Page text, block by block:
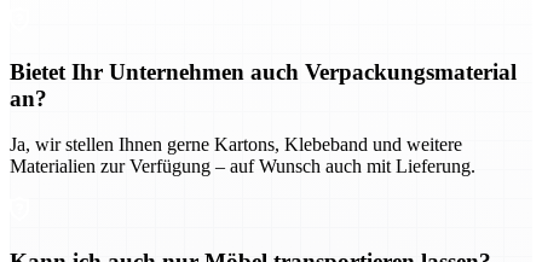
Bietet Ihr Unternehmen auch Verpackungsmaterial
an?
Ja, wir stellen Ihnen gerne Kartons, Klebeband und weitere
Materialien zur Verfügung – auf Wunsch auch mit Lieferung.